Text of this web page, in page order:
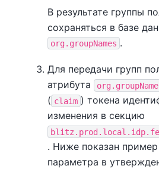
В результате группы
сохраняться в базе
org.groupNames .
Для передачи групп
атрибута
( claim ) токена
изменения в секцию
. Ниже показан
параметра в